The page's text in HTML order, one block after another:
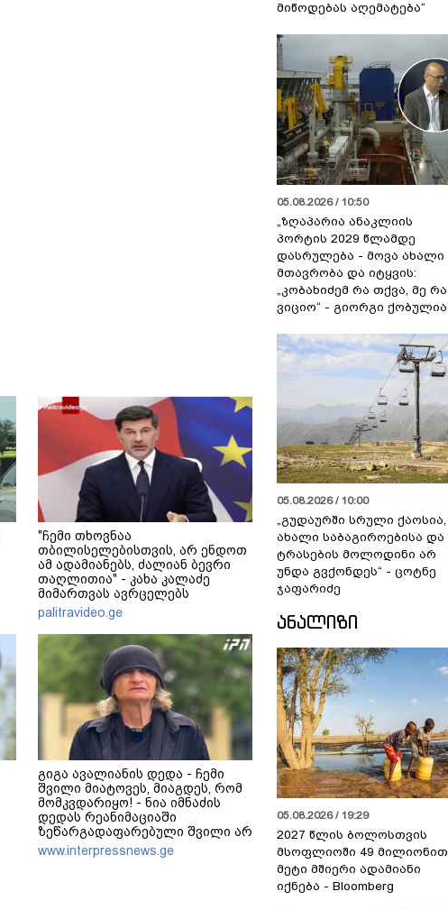
"ჩემი თხოვნაა
თბილისელებისთვის, არ ენდოთ
ამ ადამიანებს, ძალიან ბევრი
თაღლითია" - კახა კალაძე
მიმართვას ავრცელებს
palitravideo.ge
გიგა ავალიანის დედა - ჩემი
შვილი მიატოვეს, მიაგდეს, რომ
მომკვდარიყო! - ნია იმნაძის
დედას რეანიმაციაში
ზეწარგადაფარებული შვილი არ
უნახავს - ჩემი აზრით, ანასტასია
ბერუაშვილსაც დაიჭერენ
www.interpressnews.ge
მიწოდებას აღემატება“
05.08.2026 / 10:50
„ზღაპარია ანაკლიის
პორტის 2029 წლამდე
დასრულება - მოვა ახალი
მთავრობა და იტყვის:
„კობახიძემ რა თქვა, მე რა
ვიციო“ - გიორგი ქობულია
05.08.2026 / 10:00
„გუდაურში სრული ქაოსია,
ახალი საბაგიროებისა და
ტრასების მოლოდინი არ
უნდა გვქონდეს“ - ცოტნე
ჯაფარიძე
ᲐᲜᲐᲚᲘᲖᲘ
05.08.2026 / 19:29
2027 წლის ბოლოსთვის
მსოფლიოში 49 მილიონით
მეტი მშიერი ადამიანი
იქნება - Bloomberg